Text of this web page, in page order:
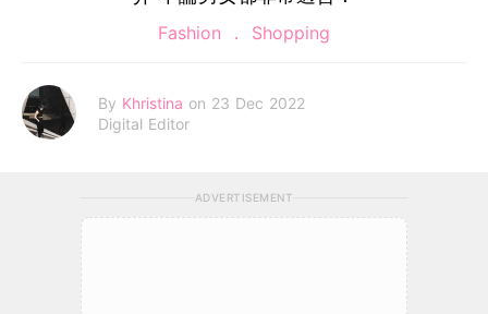
Fashion Shopping
By Khristina on 23 Dec 2022
Digital Editor
ADVERTISEMENT